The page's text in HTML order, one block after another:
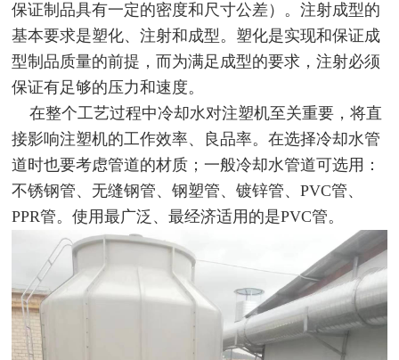
保证制品具有一定的密度和尺寸公差）。注射成型的
基本要求是塑化、注射和成型。塑化是实现和保证成
型制品质量的前提，而为满足成型的要求，注射必须
保证有足够的压力和速度。
在整个工艺过程中冷却水对注塑机至关重要，将直
接影响注塑机的工作效率、良品率。在选择冷却水管
道时也要考虑管道的材质；一般冷却水管道可选用：
不锈钢管、无缝钢管、钢塑管、镀锌管、PVC管、
PPR管。使用最广泛、最经济适用的是PVC管。